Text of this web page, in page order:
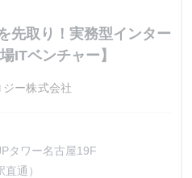
先取り！実務型インター
ITベンチャー】
ー株式会社
タワー名古屋19F
通）